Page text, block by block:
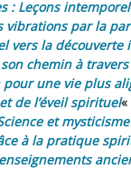
: Leçons
vibrations par la
vers la découverte
chemin à
une vie plus
de l’éveil spirituel«
et mysticisme
à la pratique